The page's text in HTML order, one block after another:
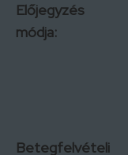
Előjegyzés
módja:
Betegfelvételi